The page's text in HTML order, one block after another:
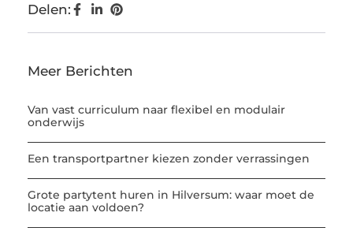
Delen:
Meer Berichten
Van vast curriculum naar flexibel en modulair
onderwijs
Een transportpartner kiezen zonder verrassingen
Grote partytent huren in Hilversum: waar moet de
locatie aan voldoen?